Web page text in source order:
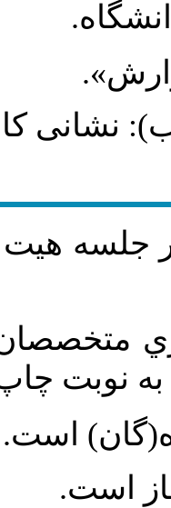
نشانی
جلسه هيت
نوبت
است.
است.